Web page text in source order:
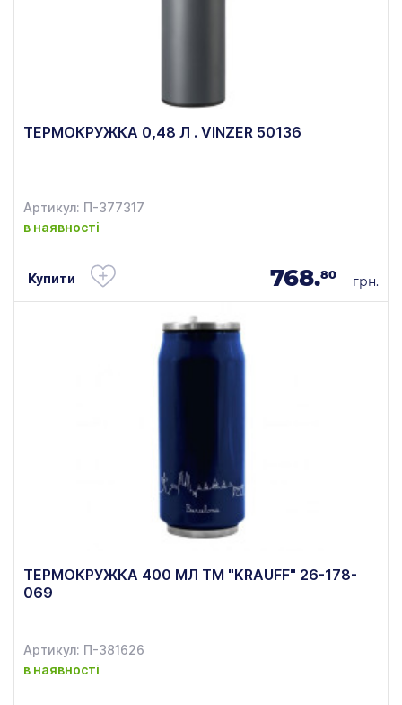
ТЕРМОКРУЖКА 0,48 Л . VINZER 50136
Артикул: П-377317
в наявності
Купити 768.80 грн.
ТЕРМОКРУЖКА 400 МЛ TM "KRAUFF" 26-178-
069
Артикул: П-381626
в наявності